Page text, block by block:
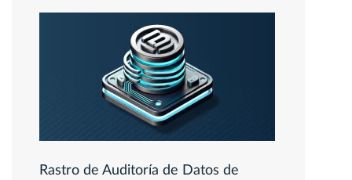
Rastro de Auditoría de Datos de